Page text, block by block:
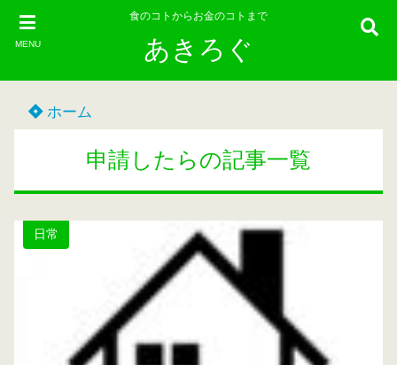
MENU
食のコトからお金のコトまで
あきろぐ
ホーム
申請したらの記事一覧
日常